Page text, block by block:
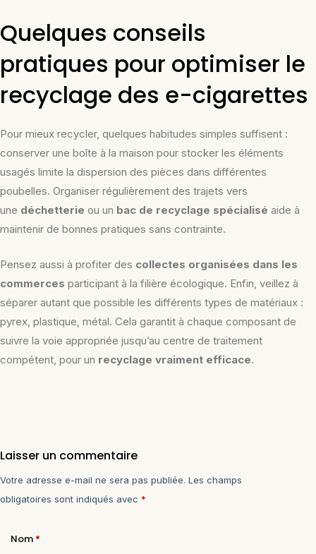
Quelques conseils
pratiques pour optimiser le
recyclage des e-cigarettes
Pour mieux recycler, quelques habitudes simples suffisent :
conserver une boîte à la maison pour stocker les éléments
usagés limite la dispersion des pièces dans différentes
poubelles. Organiser régulièrement des trajets vers
une déchetterie ou un bac de recyclage spécialisé aide à
maintenir de bonnes pratiques sans contrainte.
Pensez aussi à profiter des collectes organisées dans les
commerces participant à la filière écologique. Enfin, veillez à
séparer autant que possible les différents types de matériaux :
pyrex, plastique, métal. Cela garantit à chaque composant de
suivre la voie appropriée jusqu’au centre de traitement
compétent, pour un recyclage vraiment efficace.
Laisser un commentaire
Votre adresse e-mail ne sera pas publiée. Les champs
obligatoires sont indiqués avec *
Nom *